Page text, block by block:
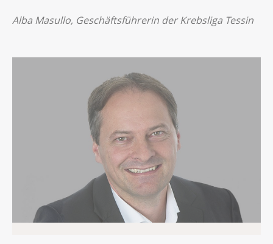
Alba Masullo, Geschäftsführerin der Krebsliga Tessin